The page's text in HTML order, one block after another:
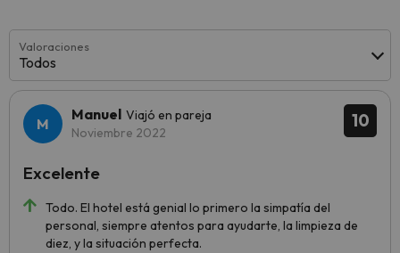
Valoraciones
Todos
10
Manuel Viajó en pareja
Noviembre 2022
Todo. El hotel está genial lo primero la simpatía del
personal, siempre atentos para ayudarte, la limpieza de
diez, y la situación perfecta.
Excelente